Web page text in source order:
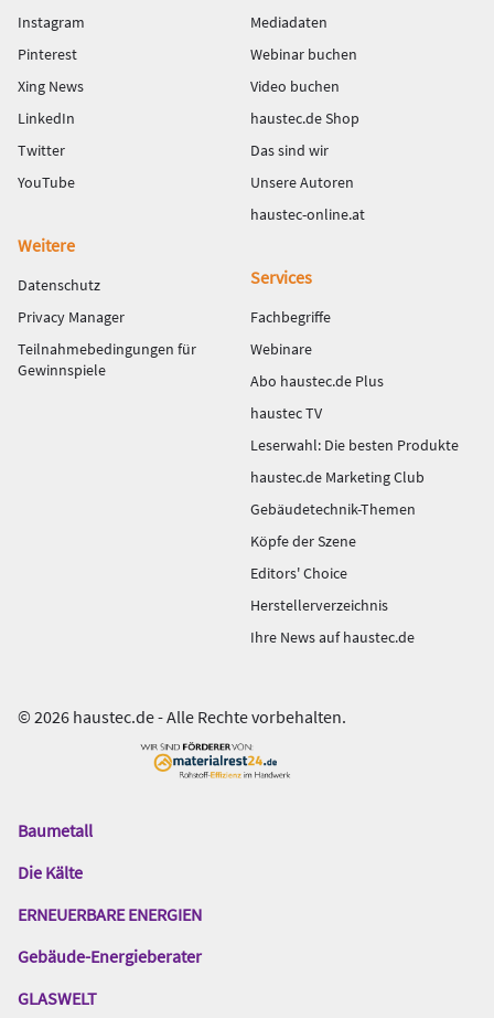
Instagram
Pinterest
Xing News
LinkedIn
Twitter
YouTube
Mediadaten
Webinar buchen
Video buchen
haustec.de Shop
Das sind wir
Unsere Autoren
haustec-online.at
Weitere
Datenschutz
Privacy Manager
Teilnahmebedingungen für
Gewinnspiele
Services
Fachbegriffe
Webinare
Abo haustec.de Plus
haustec TV
Leserwahl: Die besten Produkte
haustec.de Marketing Club
Gebäudetechnik-Themen
Köpfe der Szene
Editors' Choice
Herstellerverzeichnis
Ihre News auf haustec.de
© 2026 haustec.de - Alle Rechte vorbehalten.
Das
Gentner
Baumetall
Die Kälte
ERNEUERBARE ENERGIEN
Gebäude-Energieberater
GLASWELT